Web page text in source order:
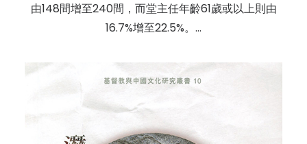
由148間增至240間，而堂主任年齡61歲或以上則由
16.7%增至22.5%。…